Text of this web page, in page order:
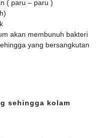
( paru – paru )
akan membunuh bakteri
yang bersangkutan
sehingga kolam